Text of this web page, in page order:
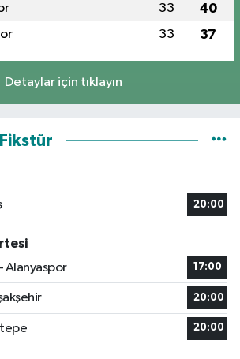
33 40
33 37
Detaylar için tıklayın
20:00
Alanyaspor
17:00
20:00
20:00